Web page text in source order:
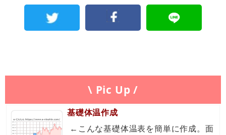
\ Pic Up /
基礎体温作成
←こんな基礎体温表を簡単に作成。面